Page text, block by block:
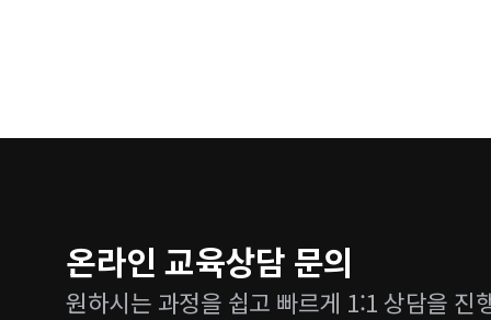
온라인 교육상담 문의
원하시는 과정을 쉽고 빠르게 1:1 상담을 진